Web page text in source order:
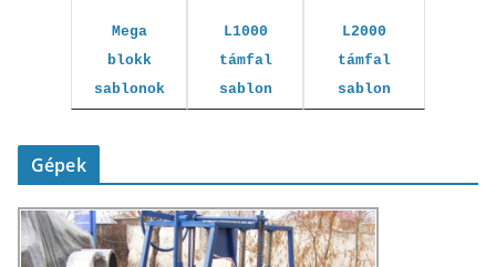
Mega
blokk
sablonok
L1000
támfal
sablon
L2000
támfal
sablon
Gépek